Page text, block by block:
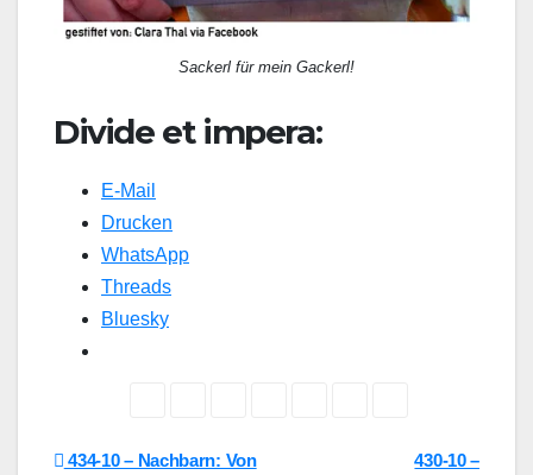
Sackerl für mein Gackerl!
Divide et impera:
E-Mail
Drucken
WhatsApp
Threads
Bluesky
430-10 –
434-10 – Nachbarn: Von